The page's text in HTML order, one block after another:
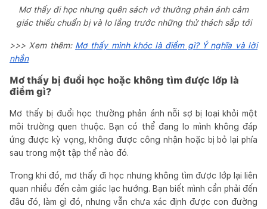
Mơ thấy đi học nhưng quên sách vở thường phản ánh cảm
giác thiếu chuẩn bị và lo lắng trước những thử thách sắp tới
>>> Xem thêm: Mơ thấy mình khóc là điềm gì? Ý nghĩa và lời
nhắn
Mơ thấy bị đuổi học hoặc không tìm được lớp là
điềm gì?
Mơ thấy bị đuổi học thường phản ánh nỗi sợ bị loại khỏi một
môi trường quen thuộc. Bạn có thể đang lo mình không đáp
ứng được kỳ vọng, không được công nhận hoặc bị bỏ lại phía
sau trong một tập thể nào đó.
Trong khi đó, mơ thấy đi học nhưng không tìm được lớp lại liên
quan nhiều đến cảm giác lạc hướng. Bạn biết mình cần phải đến
đâu đó, làm gì đó, nhưng vẫn chưa xác định được con đường